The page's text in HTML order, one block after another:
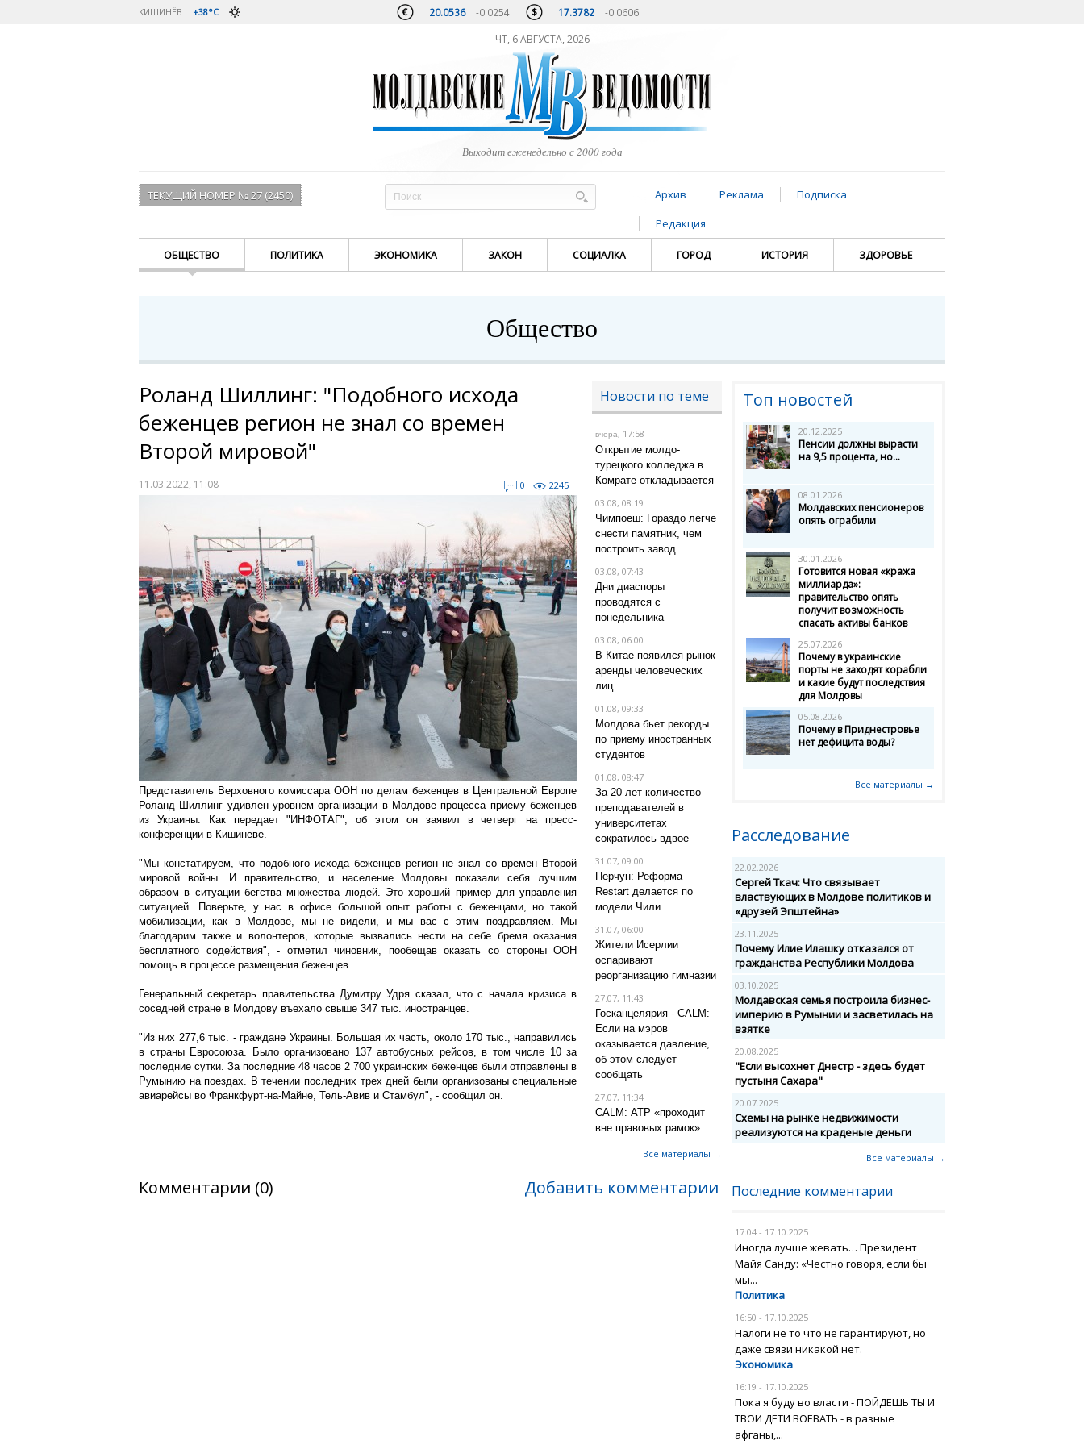
КИШИНЁВ +38°C 20.0536 -0.0254 17.3782 -0.0606
ЧТ, 6 АВГУСТА, 2026
Выходит еженедельно с 2000 года
ТЕКУЩИЙ НОМЕР № 27 (2450) Архив Реклама
Подписка
Редакция
ОБЩЕСТВО ПОЛИТИКА ЭКОНОМИКА ЗАКОН СОЦИАЛКА ГОРОД ИСТОРИЯ ЗДОРОВЬЕ
Общество
Роланд Шиллинг: "Подобного исхода
беженцев регион не знал со времен
Второй мировой"
11.03.2022, 11:08 0 2245
Представитель Верховного комиссара ООН по делам беженцев в Центральной Европе
Роланд Шиллинг удивлен уровнем организации в Молдове процесса приему беженцев
из Украины. Как передает "ИНФОТАГ", об этом он заявил в четверг на пресс-
конференции в Кишиневе.
"Мы констатируем, что подобного исхода беженцев регион не знал со времен Второй
мировой войны. И правительство, и население Молдовы показали себя лучшим
образом в ситуации бегства множества людей. Это хороший пример для управления
ситуацией. Поверьте, у нас в офисе большой опыт работы с беженцами, но такой
мобилизации, как в Молдове, мы не видели, и мы вас с этим поздравляем. Мы
благодарим также и волонтеров, которые вызвались нести на себе бремя оказания
бесплатного содействия", - отметил чиновник, пообещав оказать со стороны ООН
помощь в процессе размещения беженцев.
Генеральный секретарь правительства Думитру Удря сказал, что с начала кризиса в
соседней стране в Молдову въехало свыше 347 тыс. иностранцев.
"Из них 277,6 тыс. - граждане Украины. Большая их часть, около 170 тыс., направились
в страны Евросоюза. Было организовано 137 автобусных рейсов, в том числе 10 за
последние сутки. За последние 48 часов 2 700 украинских беженцев были отправлены в
Румынию на поездах. В течении последних трех дней были организованы специальные
авиарейсы во Франкфурт-на-Майне, Тель-Авив и Стамбул", - сообщил он.
Новости по теме
вчера, 17:58
Открытие молдо-
турецкого колледжа в
Комрате откладывается
03.08, 08:19
Чимпоеш: Гораздо легче
снести памятник, чем
построить завод
03.08, 07:43
Дни диаспоры
проводятся с
понедельника
03.08, 06:00
В Китае появился рынок
аренды человеческих
лиц
01.08, 09:33
Молдова бьет рекорды
по приему иностранных
студентов
01.08, 08:47
За 20 лет количество
преподавателей в
университетах
сократилось вдвое
31.07, 09:00
Перчун: Реформа
Restart делается по
модели Чили
31.07, 06:00
Жители Исерлии
оспаривают
реорганизацию гимназии
27.07, 11:43
Госканцелярия - CALM:
Если на мэров
оказывается давление,
об этом следует
сообщать
27.07, 11:34
CALM: АТР «проходит
вне правовых рамок»
Все материалы →
Комментарии (0) Добавить комментарии
Топ новостей
20.12.2025
Пенсии должны вырасти
на 9,5 процента, но...
08.01.2026
Молдавских пенсионеров
опять ограбили
30.01.2026
Готовится новая «кража
миллиарда»:
правительство опять
получит возможность
спасать активы банков
25.07.2026
Почему в украинские
порты не заходят корабли
и какие будут последствия
для Молдовы
05.08.2026
Почему в Приднестровье
нет дефицита воды?
Все материалы →
Расследование
22.02.2026
Сергей Ткач: Что связывает
властвующих в Молдове политиков и
«друзей Эпштейна»
23.11.2025
Почему Илие Илашку отказался от
гражданства Республики Молдова
03.10.2025
Молдавская семья построила бизнес-
империю в Румынии и засветилась на
взятке
20.08.2025
"Если высохнет Днестр - здесь будет
пустыня Сахара"
20.07.2025
Схемы на рынке недвижимости
реализуются на краденые деньги
Все материалы →
Последние комментарии
17:04 - 17.10.2025
Иногда лучше жевать… Президент
Майя Санду: «Честно говоря, если бы
мы...
Политика
16:50 - 17.10.2025
Налоги не то что не гарантируют, но
даже связи никакой нет.
Экономика
16:19 - 17.10.2025
Пока я буду во власти - ПОЙДЁШЬ ТЫ И
ТВОИ ДЕТИ ВОЕВАТЬ - в разные
афганы,...